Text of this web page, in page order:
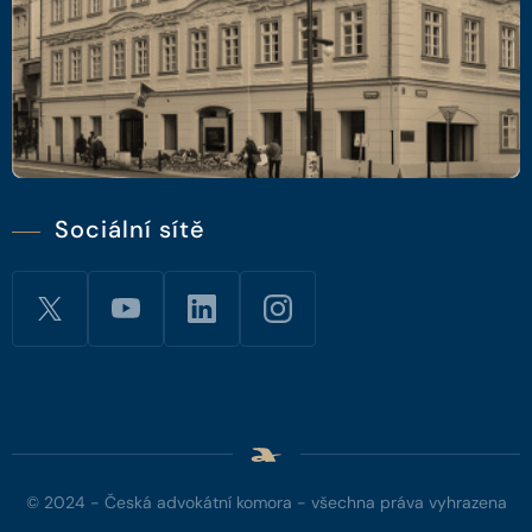
Sociální sítě
© 2024 - Česká advokátní komora - všechna práva vyhrazena